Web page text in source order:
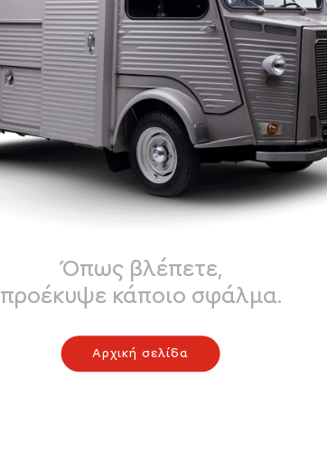
Όπως βλέπετε,
προέκυψε κάποιο σφάλμα.
Αρχική σελίδα